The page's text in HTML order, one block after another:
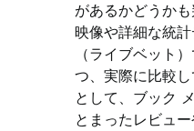
があるかどうか
映像や詳細な統
（ライブベット
つ、実際に比較
として、ブック
とまったレビュ